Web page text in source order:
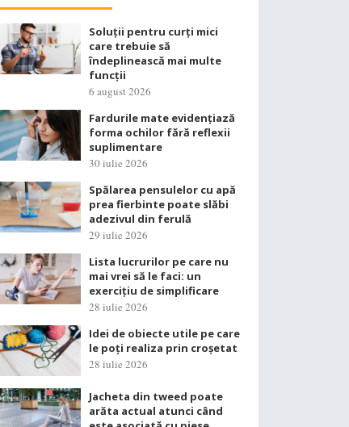
Soluții pentru curți mici
care trebuie să
îndeplinească mai multe
funcții
6 august 2026
Fardurile mate evidențiază
forma ochilor fără reflexii
suplimentare
30 iulie 2026
Spălarea pensulelor cu apă
prea fierbinte poate slăbi
adezivul din ferulă
29 iulie 2026
Lista lucrurilor pe care nu
mai vrei să le faci: un
exercițiu de simplificare
28 iulie 2026
Idei de obiecte utile pe care
le poți realiza prin croșetat
28 iulie 2026
Jacheta din tweed poate
arăta actual atunci când